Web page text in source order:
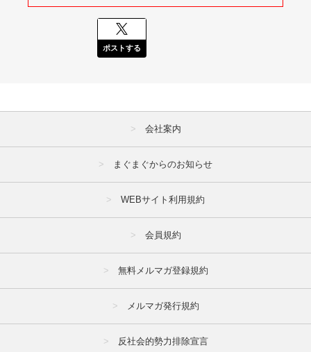
ポストする
会社案内
まぐまぐからのお知らせ
WEBサイト利用規約
会員規約
無料メルマガ登録規約
メルマガ発行規約
反社会的勢力排除宣言